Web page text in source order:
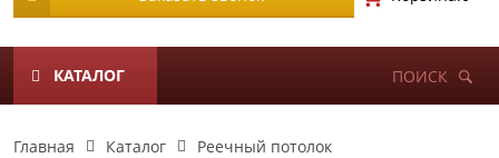
КАТАЛОГ ПОИСК
Главная Каталог
Реечный потолок